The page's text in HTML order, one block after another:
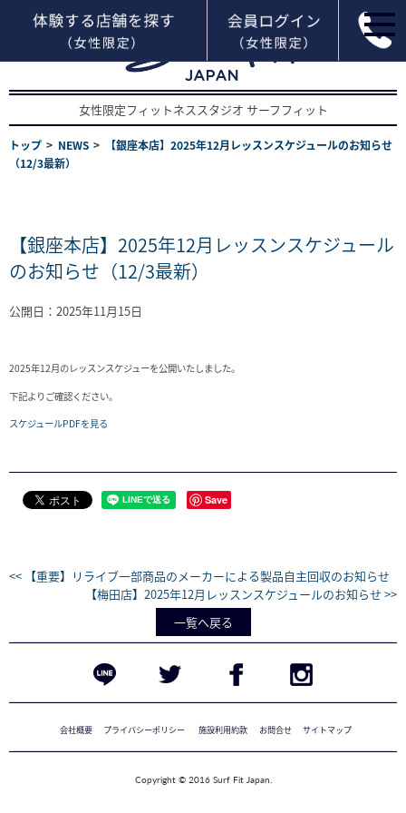
女性限定フィットネススタジオ サーフフィット
トップ NEWS
【銀座本店】2025年12月レッスンスケジュールのお知らせ
（12/3最新）
【銀座本店】2025年12月レッスンスケジュール
のお知らせ（12/3最新）
公開日：2025年11月15日
2025年12月のレッスンスケジューを公開いたしました。
下記よりご確認ください。
スケジュールPDFを見る
Save
<< 【重要】リライブ一部商品のメーカーによる製品自主回収のお知らせ
【梅田店】2025年12月レッスンスケジュールのお知らせ >>
一覧へ戻る
会社概要 プライバシーポリシー 施設利用約款 お問合せ サイトマップ
Copyright © 2016 Surf Fit Japan.